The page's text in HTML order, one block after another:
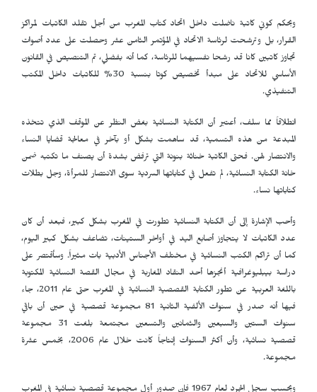
وبحكم كوني كاتبة ناضلت داخل اتحاد كتاب المغرب من أجل تقلد الكاتبات لمراكز
القرار، بل وترشحت لرئاسة الاتحاد في المؤتمر الثامن عشر وحصلت على عدد أصوات
تجاوز كاتبين كانا قد رشحا نفسيهما للرئاسة، كما أنه بفضلي، تم التنصيص في القانون
الأساسي للاتحاد على مبدأ تخصيص كوتا بنسبة 30% للكاتبات داخل المكتب
التنفيذي.
انطلاقاً مما سلف، أعتبر أن الكتابة النسائية بغض النظر عن الموقف الذي تتخذه
المبدعة من هذه التسمية، قد ساهمت بشكل أو بآخر في معالجة قضايا النساء
والانتصار لهن. فحتى الكاتبة خناثة بنونة التي ترفض بشدة أن يصنف ما تكتبه ضمن
خانة الكتابة النسائية، لم تفعل في كتاباتها السردية سوى الانتصار للمرأة، وجل بطلات
كتاباتها نساء.
وأحب الإشارة إلى أن الكتابة النسائية تطورت في المغرب بشكل كبير، فبعد أن كان
عدد الكاتبات لا يتجاوز أصابع اليد في أواخر الستينات، تضاعف بشكل كبير اليوم،
كما أن تراكم الكتب النسائية في مختلف الأجناس الأدبية بات مثيراً. وسأقتصر على
دراسة بيبليوغرافية أنجزها أحد النقاد المغاربة في مجال القصة النسائية المكتوبة
باللغة العربية عن تطور الكتابة القصصية النسائية في المغرب حتى عام 2011، جاء
فيها أنه صدر في سنوات الألفية الثانية 81 مجموعة قصصية في حين أن باقي
سنوات الستين والسبعين والثمانين والتسعين مجتمعة بلغت 31 مجموعة
قصصية نسائية، وأن أكثر السنوات إنتاجاً كانت خلال عام 2006، بخمس عشرة
مجموعة.